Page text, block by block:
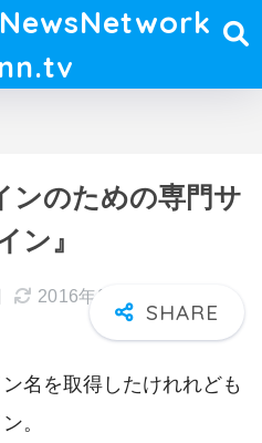
ンのための専門サ
ン』
2016年09月14日 水曜日
名を取得したけれれども
。